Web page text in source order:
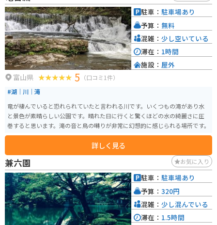
富山県 5 （口コミ1件）
#湖｜川｜滝
竜が棲んでいると恐れられていたと言われる川です。いくつもの滝があり水
と景色が素晴らしい公園です。晴れた日に行くと驚くほどの水の綺麗さに圧
巻すると思います。滝の音と鳥の囀りが非常に幻想的に感じられる場所です。
詳しく見る
駐車： 駐車場あり
予算： 無料
混雑： 少し空いている
滞在： 1時間
施設： 屋外
兼六園 お気に入り
駐車： 駐車場あり
予算： 320円
混雑： 少し混んでいる
滞在： 1.5時間